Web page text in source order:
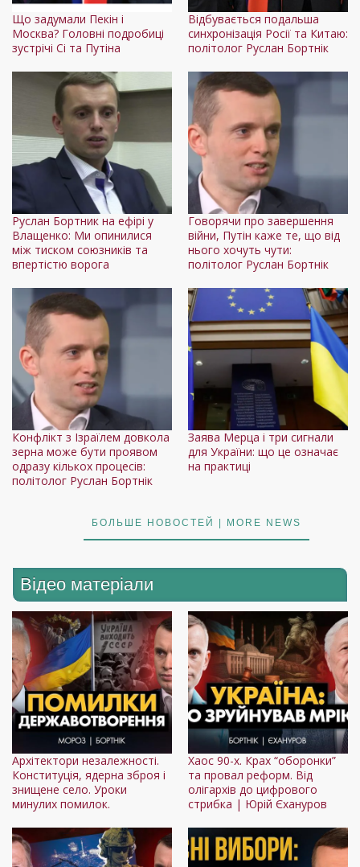
Що задумали Пекін і
Москва? Головні подробиці
зустрічі Сі та Путіна
Відбувається подальша
синхронізація Росії та Китаю:
політолог Руслан Бортнік
Руслан Бортник на ефірі у
Влащенко: Ми опинилися
між тиском союзників та
впертістю ворога
Говорячи про завершення
війни, Путін каже те, що від
нього хочуть чути:
політолог Руслан Бортнік
Конфлікт з Ізраїлем довкола
зерна може бути проявом
одразу кількох процесів:
політолог Руслан Бортнік
Заява Мерца і три сигнали
для України: що це означає
на практиці
БОЛЬШЕ НОВОСТЕЙ | MORE NEWS
Відео матеріали
Архітектори незалежності.
Конституція, ядерна зброя і
знищене село. Уроки
минулих помилок.
Хаос 90-х. Крах “оборонки”
та провал реформ. Від
олігархів до цифрового
стрибка | Юрій Єхануров